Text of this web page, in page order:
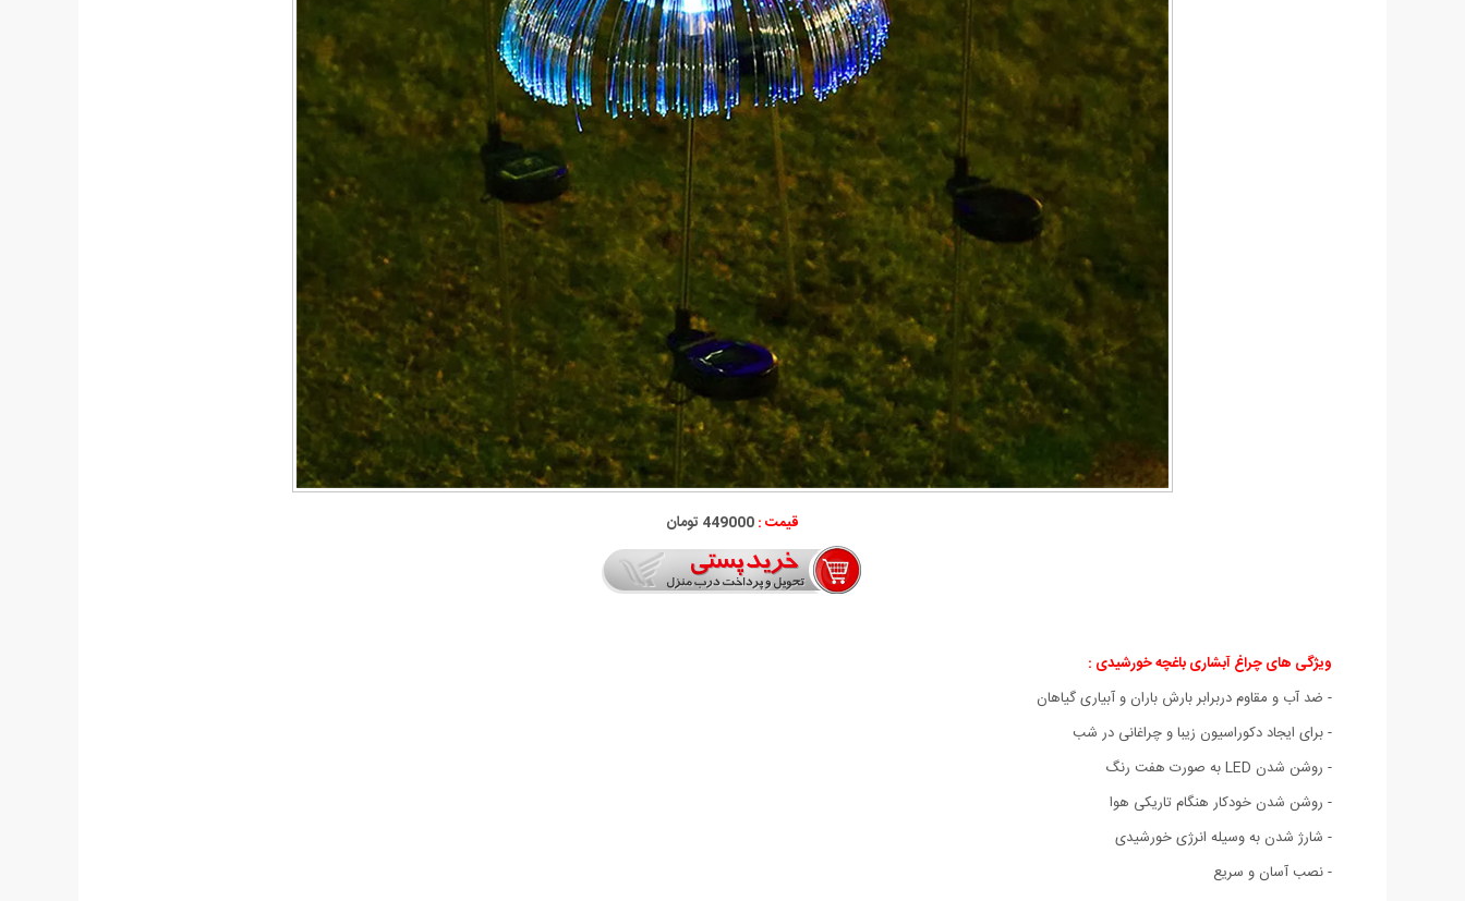
قیمت :449000 تومان
ویژگی های چراغ آبشاری باغچه خورشیدی :
- ضد آب و مقاوم دربرابر بارش باران و آبیاری گیاهان
- برای ایجاد دکوراسیون زیبا و چراغانی در شب
- روشن شدن LED به صورت هفت رنگ
- روشن شدن خودکار هنگام تاریکی هوا
- شارژ شدن به وسیله انرژی خورشیدی
- نصب آسان و سریع